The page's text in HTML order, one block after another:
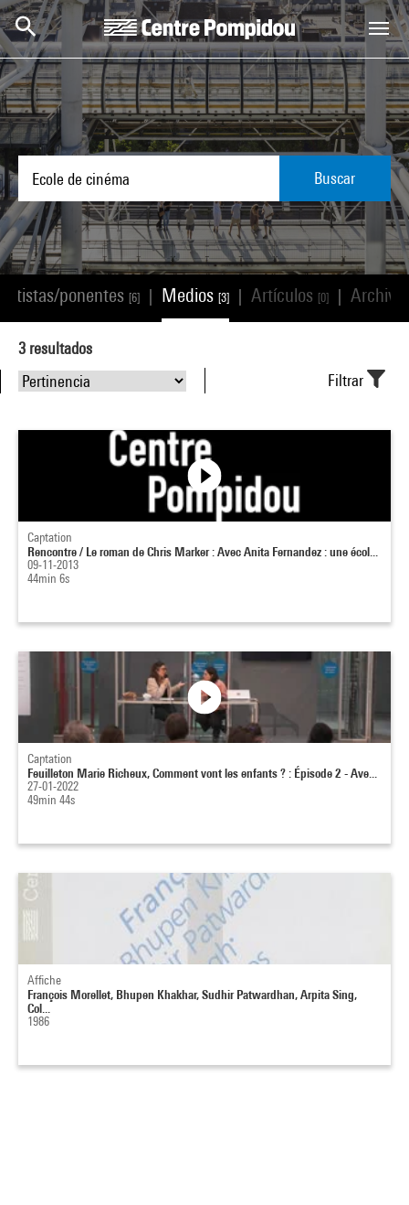
Skip to main content
Centre Pompidou
Buscar
Artistas/ponentes [6] Medios [3] Artículos [0]
3 resultados
Filtrar
Captation
Rencontre / Le roman de Chris Marker : Avec Anita Fernandez : une écol...
09-11-2013
44min 6s
Captation
Feuilleton Marie Richeux, Comment vont les enfants ? : Épisode 2 - Ave...
27-01-2022
49min 44s
Affiche
François Morellet, Bhupen Khakhar, Sudhir Patwardhan, Arpita Sing,
Col...
1986